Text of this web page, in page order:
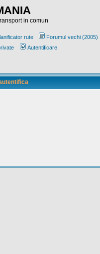
in comun
rute Forumul vechi (2005)
Autentificare